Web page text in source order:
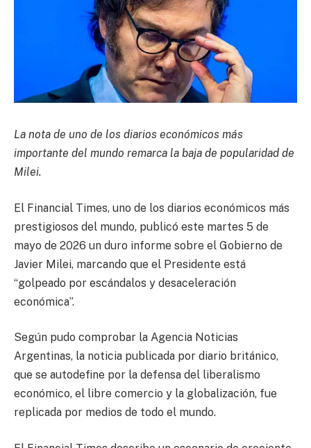
La nota de uno de los diarios económicos más
importante del mundo remarca la baja de popularidad de
Milei.
El Financial Times, uno de los diarios económicos más
prestigiosos del mundo, publicó este martes 5 de
mayo de 2026 un duro informe sobre el Gobierno de
Javier Milei, marcando que el Presidente está
“golpeado por escándalos y desaceleración
económica”.
Según pudo comprobar la Agencia Noticias
Argentinas, la noticia publicada por diario británico,
que se autodefine por la defensa del liberalismo
económico, el libre comercio y la globalización, fue
replicada por medios de todo el mundo.